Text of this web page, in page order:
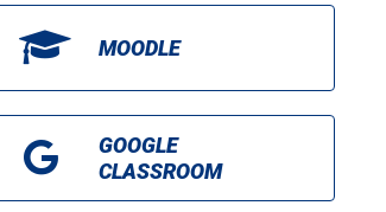
MOODLE
GOOGLE
CLASSROOM